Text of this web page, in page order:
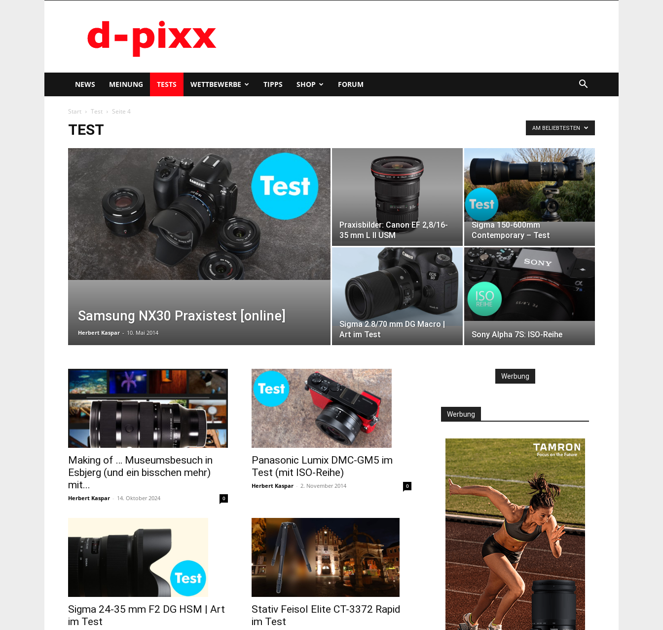
pixx
NEWS MEINUNG TESTS WETTBEWERBE TIPPS SHOP FORUM
Start Test Seite 4
TEST AM BELIEBTESTEN
Samsung NX30 Praxistest [online]
Herbert Kaspar - 10. Mai 2014
Praxisbilder: Canon EF 2,8/16-
35 mm L II USM
Sigma 150-600mm
Contemporary – Test
Sigma 2.8/70 mm DG Macro |
Art im Test
Sony Alpha 7S: ISO-Reihe
Making of … Museumsbesuch in
Esbjerg (und ein bisschen mehr)
mit...
Herbert Kaspar - 14. Oktober 2024 0
Panasonic Lumix DMC-GM5 im
Test (mit ISO-Reihe)
Herbert Kaspar - 2. November 2014 0
Sigma 24-35 mm F2 DG HSM | Art
im Test
Stativ Feisol Elite CT-3372 Rapid
im Test
Werbung
Werbung